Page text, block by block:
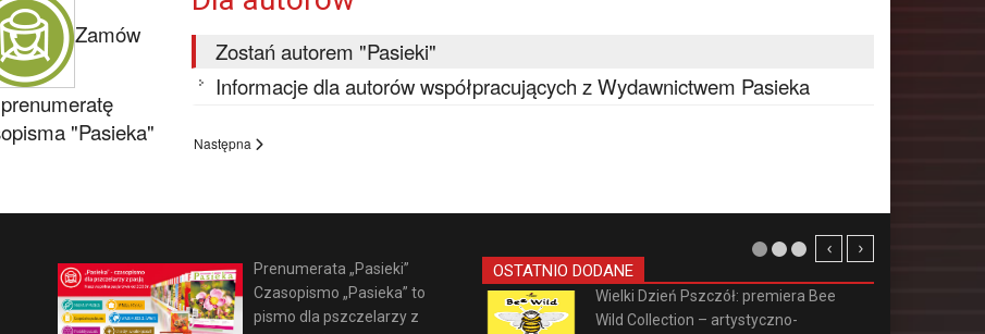
Zamów
prenumeratę
"Pasieka"
Zostań autorem "Pasieki"
Informacje dla autorów współpracujących z Wydawnictwem Pasieka
Następna
Prenumerata „Pasieki”
Czasopismo „Pasieka” to
pismo dla pszczelarzy z
OSTATNIO DODANE
Wielki Dzień Pszczół: premiera Bee
Wild Collection – artystyczno-